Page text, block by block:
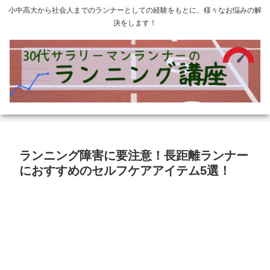
小中高大から社会人までのランナーとしての経験をもとに、様々なお悩みの解
決をします！
ランニング障害に要注意！長距離ランナー
におすすめのセルフケアアイテム5選！